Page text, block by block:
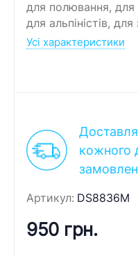
для полювання, для
для альпіністів,
Усі характеристики
кожного
Артикул: DS8836M
950 грн.